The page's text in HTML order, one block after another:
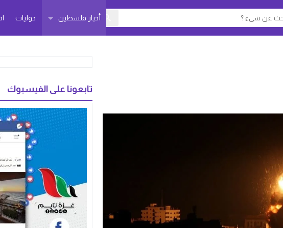
أخبار فلسطين دوليات
تابعونا على الفيسبوك